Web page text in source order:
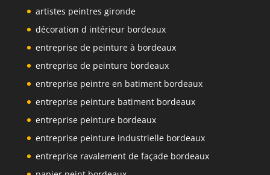
artistes peintres gironde
décoration d intérieur bordeaux
entreprise de peinture à bordeaux
entreprise de peinture bordeaux
entreprise peintre en batiment bordeaux
entreprise peinture batiment bordeaux
entreprise peinture bordeaux
entreprise peinture industrielle bordeaux
entreprise ravalement de façade bordeaux